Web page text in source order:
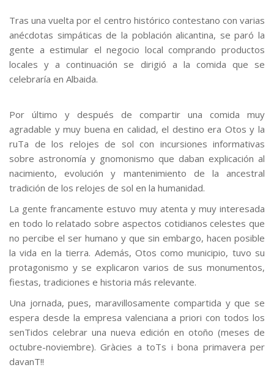
Tras una vuelta por el centro histórico contestano con varias
anécdotas simpáticas de la población alicantina, se paró la
gente a estimular el negocio local comprando productos
locales y a continuación se dirigió a la comida que se
celebraría en Albaida.
Por último y después de compartir una comida muy
agradable y muy buena en calidad, el destino era Otos y la
ruTa de los relojes de sol con incursiones informativas
sobre astronomía y gnomonismo que daban explicación al
nacimiento, evolución y mantenimiento de la ancestral
tradición de los relojes de sol en la humanidad.
La gente francamente estuvo muy atenta y muy interesada
en todo lo relatado sobre aspectos cotidianos celestes que
no percibe el ser humano y que sin embargo, hacen posible
la vida en la tierra. Además, Otos como municipio, tuvo su
protagonismo y se explicaron varios de sus monumentos,
fiestas, tradiciones e historia más relevante.
Una jornada, pues, maravillosamente compartida y que se
espera desde la empresa valenciana a priori con todos los
senTidos celebrar una nueva edición en otoño (meses de
octubre-noviembre). Gràcies a toTs i bona primavera per
davanT!!